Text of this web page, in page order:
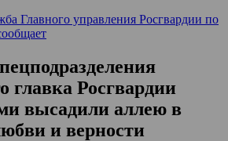
Главного управления Росгвардии по
главка Росгвардии
высадили аллею в
и верности